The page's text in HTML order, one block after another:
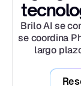
Brilo AI se
se coordina
largo